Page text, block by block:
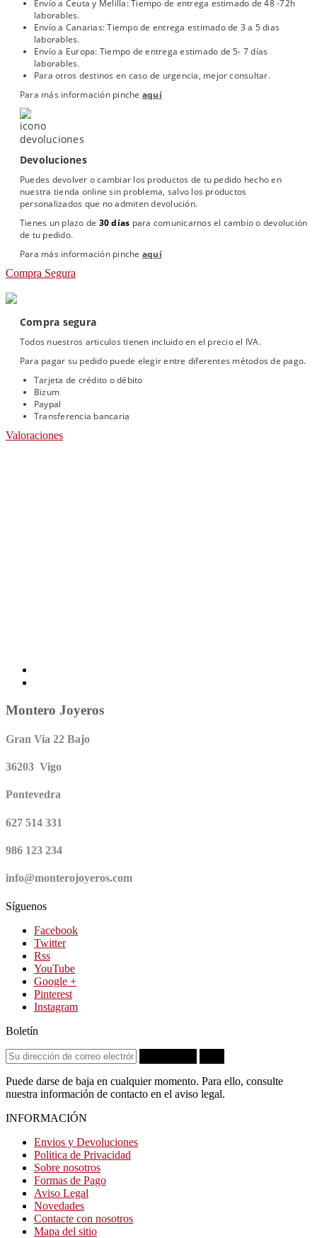
Envío a Ceuta y Melilla: Tiempo de entrega estimado de 48 -72h
laborables.
Envío a Canarias: Tiempo de entrega estimado de 3 a 5 dias
laborables.
Envío a Europa: Tiempo de entrega estimado de 5- 7 días
laborables.
Para otros destinos en caso de urgencia, mejor consultar.
Para más información pinche aquí
Devoluciones
Puedes devolver o cambiar los productos de tu pedido hecho en
nuestra tienda online sin problema, salvo los productos
personalizados que no admiten devolución.
Tienes un plazo de 30 días para comunicarnos el cambio o devolución
de tu pedido.
Para más información pinche aquí
Compra Segura
Compra segura
Todos nuestros articulos tienen incluido en el precio el IVA.
Para pagar su pedido puede elegir entre diferentes métodos de pago.
Tarjeta de crédito o débito
Bizum
Paypal
Transferencia bancaria
Valoraciones
Montero Joyeros
Gran Via 22 Bajo
36203 Vigo
Pontevedra
627 514 331
986 123 234
info@monterojoyeros.com
Síguenos
Facebook
Twitter
Rss
YouTube
Google +
Pinterest
Instagram
Boletín
Puede darse de baja en cualquier momento. Para ello, consulte
nuestra información de contacto en el aviso legal.
INFORMACIÓN
Envios y Devoluciones
Politica de Privacidad
Sobre nosotros
Formas de Pago
Aviso Legal
Novedades
Contacte con nosotros
Mapa del sitio